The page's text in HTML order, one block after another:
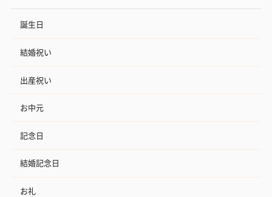
誕生日
結婚祝い
出産祝い
お中元
記念日
結婚記念日
お礼